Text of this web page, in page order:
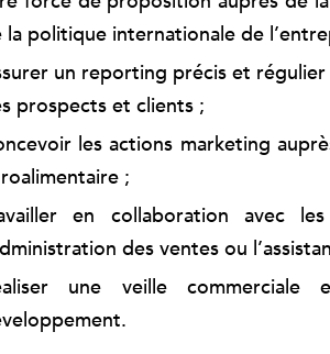
la politique internationale de
un reporting précis et
prospects et clients ;
les actions marketing
;
en collaboration avec
des ventes ou
une veille